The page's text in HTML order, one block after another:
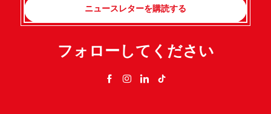
ニュースレターを購読する
フォローしてください